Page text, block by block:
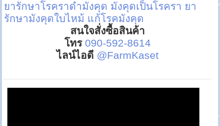
ยารักษาโรคราดำมังคุด มังคุดเป็นโรครา ยา
รักษามังคุดใบไหม้ แก้โรคมังคุด
สนใจสั่งซื้อสินค้า
โทร 090-592-8614
ไลน์ไอดี @FarmKaset